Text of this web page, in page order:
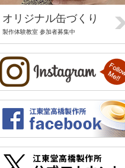
オリジナル缶づくり
製作体験教室 参加者募集中